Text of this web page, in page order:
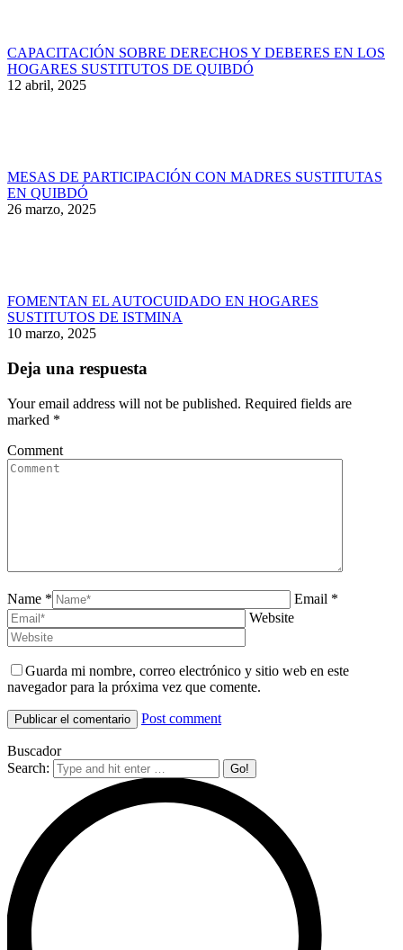
CAPACITACIÓN SOBRE DERECHOS Y DEBERES EN LOS
HOGARES SUSTITUTOS DE QUIBDÓ
12 abril, 2025
MESAS DE PARTICIPACIÓN CON MADRES SUSTITUTAS
EN QUIBDÓ
26 marzo, 2025
FOMENTAN EL AUTOCUIDADO EN HOGARES
SUSTITUTOS DE ISTMINA
10 marzo, 2025
Deja una respuesta
Your email address will not be published. Required fields are
marked *
Comment
Name *
Email *
Website
Guarda mi nombre, correo electrónico y sitio web en este
navegador para la próxima vez que comente.
Post comment
Buscador
Search: